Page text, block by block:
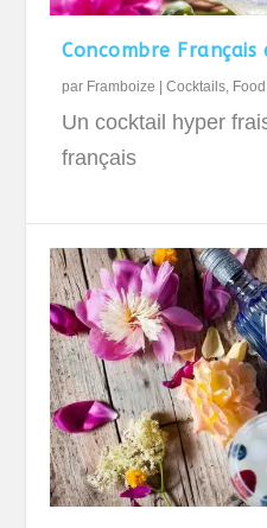
Concombre
par Framboize |Cocktails,
Un cocktail hyper
français